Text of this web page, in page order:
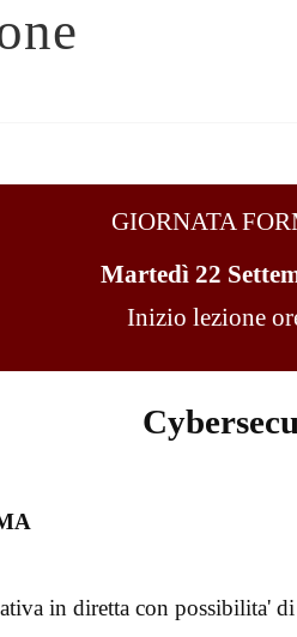
GIORNATA
Martedì 22
Inizio lezione
in diretta con possibilita'